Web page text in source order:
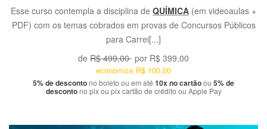
Esse curso contempla a disciplina de QUÍMICA (em videoaulas +
PDF) com os temas cobrados em provas de Concursos Públicos
para Carrei[...]
de R$ 499,00 por R$ 399,00
economize R$ 100,00
5% de descontono boleto ou em até 10x no cartãoou 5% de
descontono pix ou pix cartão de crédito ou Apple Pay